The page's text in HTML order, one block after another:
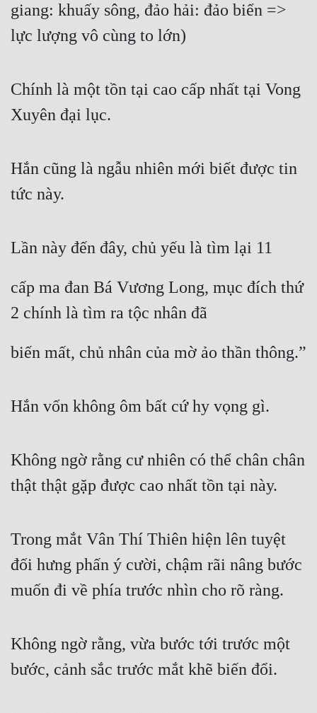
giang: khuấy sông, đảo hải: đảo biển =>
lực lượng vô cùng to lớn)
Chính là một tồn tại cao cấp nhất tại Vong
Xuyên đại lục.
Hắn cũng là ngẫu nhiên mới biết được tin
tức này.
Lần này đến đây, chủ yếu là tìm lại 11
cấp ma đan Bá Vương Long, mục đích thứ
2 chính là tìm ra tộc nhân đã
biến mất, chủ nhân của mờ ảo thần thông.”
Hắn vốn không ôm bất cứ hy vọng gì.
Không ngờ rằng cư nhiên có thể chân chân
thật thật gặp được cao nhất tồn tại này.
Trong mắt Vân Thí Thiên hiện lên tuyệt
đối hưng phấn ý cười, chậm rãi nâng bước
muốn đi về phía trước nhìn cho rõ ràng.
Không ngờ rằng, vừa bước tới trước một
bước, cảnh sắc trước mắt khẽ biến đổi.